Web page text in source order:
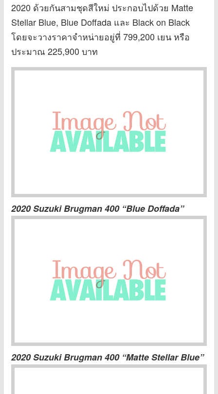
2020 ด้วยกันสามชุดสีใหม่ ประกอบไปด้วย Matte
Stellar Blue, Blue Doffada และ Black on Black
โดยจะวางราคาจำหน่ายอยู่ที่ 799,200 เยน หรือ
ประมาณ 225,900 บาท
2020 Suzuki Brugman 400 “Blue Doffada”
2020 Suzuki Brugman 400 “Matte Stellar Blue”